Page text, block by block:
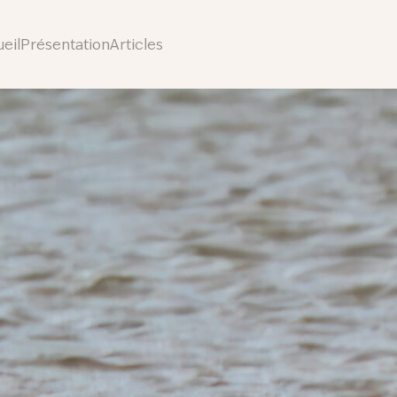
PrésentationArticles